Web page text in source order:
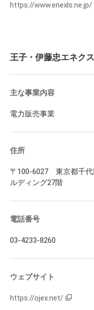
https://www.enexls.ne.jp/
王子・伊藤忠エネク
主な事業内容
電力販売事業
住所
〒100-6027 東京都千
ルディング27階
電話番号
03-4233-8260
ウェブサイト
https://ojex.net/